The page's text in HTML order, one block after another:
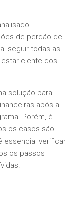
de perdão de
seguir todas as
ciente dos
solução para
após a
Porém, é
os casos são
essencial verificar
os passos